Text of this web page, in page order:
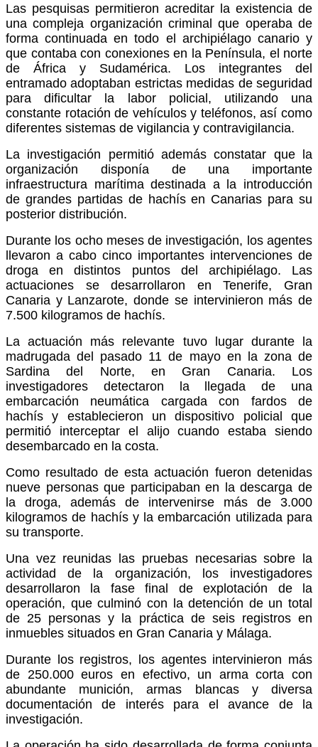
Las pesquisas permitieron acreditar la existencia de
una compleja organización criminal que operaba de
forma continuada en todo el archipiélago canario y
que contaba con conexiones en la Península, el norte
de África y Sudamérica. Los integrantes del
entramado adoptaban estrictas medidas de seguridad
para dificultar la labor policial, utilizando una
constante rotación de vehículos y teléfonos, así como
diferentes sistemas de vigilancia y contravigilancia.
La investigación permitió además constatar que la
organización disponía de una importante
infraestructura marítima destinada a la introducción
de grandes partidas de hachís en Canarias para su
posterior distribución.
Durante los ocho meses de investigación, los agentes
llevaron a cabo cinco importantes intervenciones de
droga en distintos puntos del archipiélago. Las
actuaciones se desarrollaron en Tenerife, Gran
Canaria y Lanzarote, donde se intervinieron más de
7.500 kilogramos de hachís.
La actuación más relevante tuvo lugar durante la
madrugada del pasado 11 de mayo en la zona de
Sardina del Norte, en Gran Canaria. Los
investigadores detectaron la llegada de una
embarcación neumática cargada con fardos de
hachís y establecieron un dispositivo policial que
permitió interceptar el alijo cuando estaba siendo
desembarcado en la costa.
Como resultado de esta actuación fueron detenidas
nueve personas que participaban en la descarga de
la droga, además de intervenirse más de 3.000
kilogramos de hachís y la embarcación utilizada para
su transporte.
Una vez reunidas las pruebas necesarias sobre la
actividad de la organización, los investigadores
desarrollaron la fase final de explotación de la
operación, que culminó con la detención de un total
de 25 personas y la práctica de seis registros en
inmuebles situados en Gran Canaria y Málaga.
Durante los registros, los agentes intervinieron más
de 250.000 euros en efectivo, un arma corta con
abundante munición, armas blancas y diversa
documentación de interés para el avance de la
investigación.